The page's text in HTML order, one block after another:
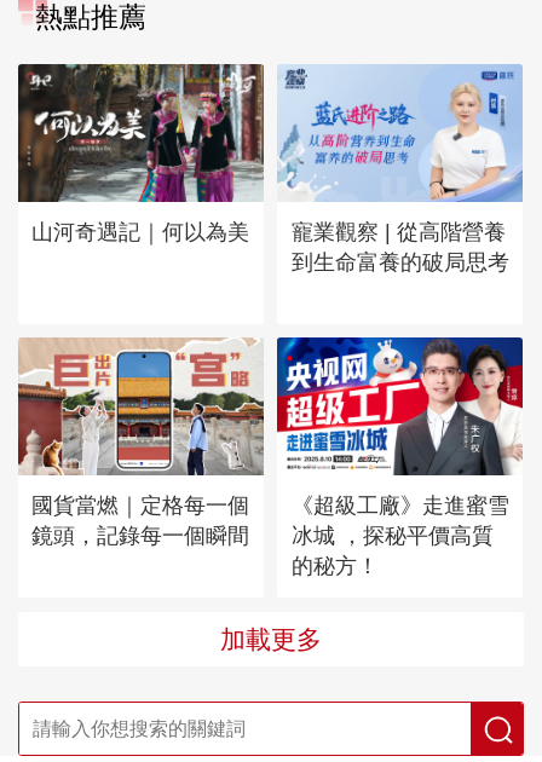
熱點推薦
山河奇遇記｜何以為美
寵業觀察 | 從高階營養
到生命富養的破局思考
國貨當燃｜定格每一個
鏡頭，記錄每一個瞬間
《超級工廠》走進蜜雪
冰城 ，探秘平價高質
的秘方！
加載更多